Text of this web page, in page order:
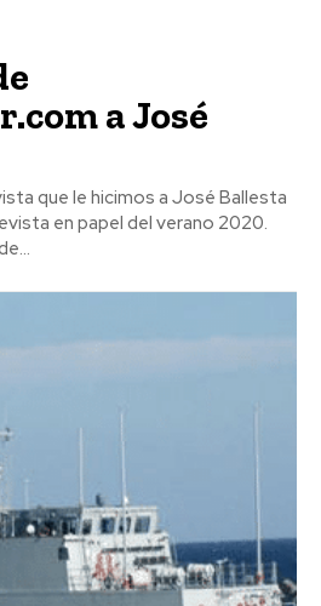
a José
que le hicimos a José Ballesta
en papel del verano 2020.